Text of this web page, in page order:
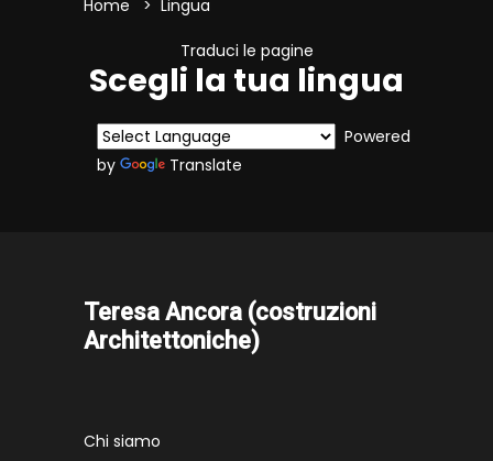
Home Lingua
Traduci le pagine
Scegli la tua lingua
Powered
by
Translate
Teresa Ancora (costruzioni
Architettoniche)
Chi siamo